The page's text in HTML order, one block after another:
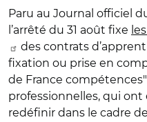
Paru au Journal officiel
l’arrêté du 31 août fixe
des contrats
fixation ou prise en
de France
professionnelles, qui ont
redéfinir dans le cadre